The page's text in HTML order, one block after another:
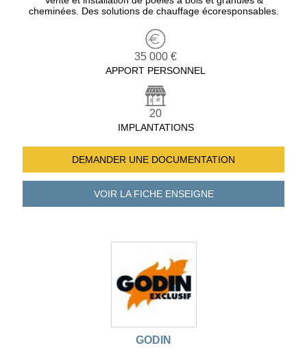
cheminées. Des solutions de chauffage écoresponsables.
35 000 €
APPORT PERSONNEL
20
IMPLANTATIONS
DEMANDER UNE DOCUMENTATION
VOIR LA FICHEENSEIGNE
GODIN